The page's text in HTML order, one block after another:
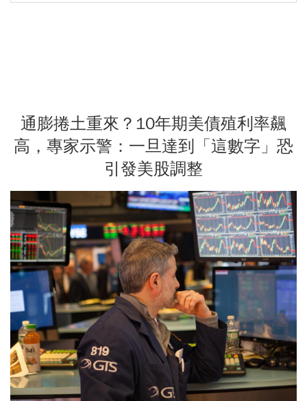
通膨捲土重來？10年期美債殖利率飆
高，專家示警：一旦達到「這數字」恐
引發美股調整